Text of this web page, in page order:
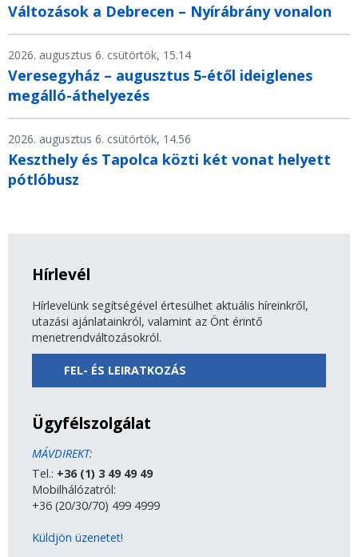
Változások a Debrecen – Nyírábrány vonalon
2026. augusztus 6. csütörtök, 15.14
Veresegyház – augusztus 5-étől ideiglenes
megálló-áthelyezés
2026. augusztus 6. csütörtök, 14.56
Keszthely és Tapolca közti két vonat helyett
pótlóbusz
Hírlevél
Hírlevelünk segítségével értesülhet aktuális híreinkről,
utazási ajánlatainkról, valamint az Önt érintő
menetrendváltozásokról.
FEL- ÉS LEIRATKOZÁS
Ügyfélszolgálat
MÁVDIREKT:
Tel.: +36 (1) 3 49 49 49
Mobilhálózatról:
+36 (20/30/70) 499 4999
Küldjön üzenetet!